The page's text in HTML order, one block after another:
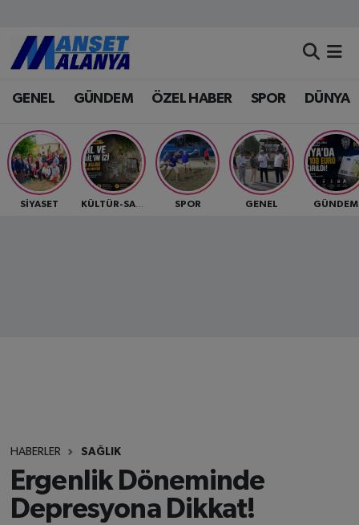
GENEL GÜNDEM ÖZEL HABER SPOR DÜNYA
SİYASET KÜLTÜR-SANAT SPOR GENEL GÜNDEM
HABERLER SAĞLIK
Ergenlik Döneminde
Depresyona Dikkat!
Antalya Nöbetçi Eczaneler
Antalya Hava Durumu
Antalya Namaz Vakitleri
Antalya Trafik Yoğunluk Haritası